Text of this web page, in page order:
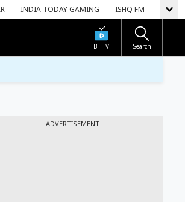
INDIA TODAY GAMING ISHQ FM
BT TV Search
ADVERTISEMENT